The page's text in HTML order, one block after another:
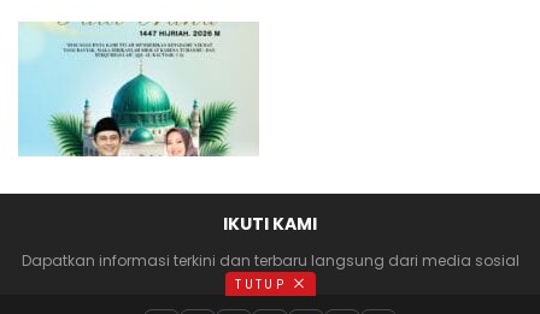
IKUTI KAMI
Dapatkan informasi terkini dan terbaru langsung dari media sosial
anda
TUTUP